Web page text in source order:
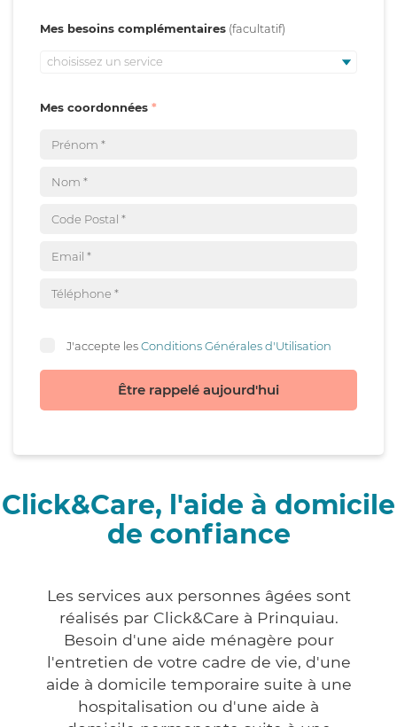
Mes besoins complémentaires
choisissez un service
Mes coordonnées
J'accepte lesConditions Générales d'Utilisation
Être rappelé aujourd'hui
Click&Care, l'aide à domicile
de confiance
Les services aux personnes âgées sont
réalisés par Click&Care à Prinquiau.
Besoin d'une aide ménagère pour
l'entretien de votre cadre de vie, d'une
aide à domicile temporaire suite à une
hospitalisation ou d'une aide à